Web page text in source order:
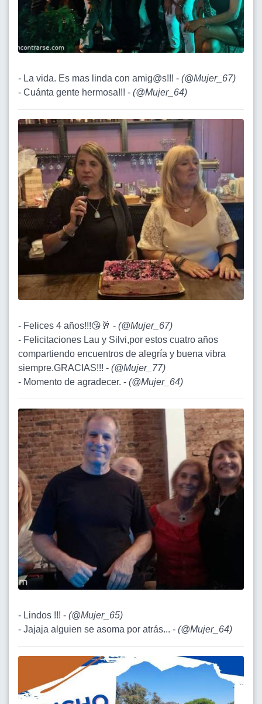
- La vida. Es mas linda con amig@s!!! - (@Mujer_67)
- Cuánta gente hermosa!!! - (@Mujer_64)
- Felices 4 años!!!😘🥂 - (@Mujer_67)
- Felicitaciones Lau y Silvi,por estos cuatro años
compartiendo encuentros de alegría y buena vibra
siempre.GRACIAS!!! - (@Mujer_77)
- Momento de agradecer. - (@Mujer_64)
- Lindos !!! - (@Mujer_65)
- Jajaja alguien se asoma por atrás... - (@Mujer_64)